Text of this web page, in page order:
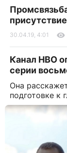
30.04.19, 4:01
Канал HBO
серии
Она
подготовке к